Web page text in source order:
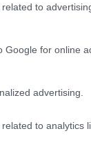
to
Google for online
advertising.
to analytics
Ναυπλίου,
της,
(1912-1983).»